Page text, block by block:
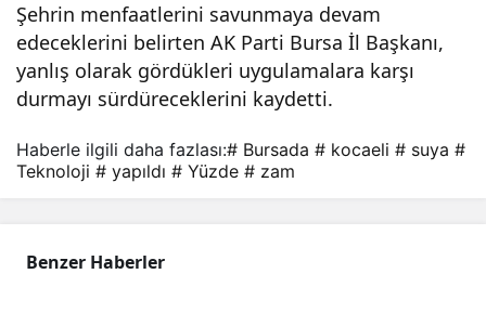
Şehrin menfaatlerini savunmaya devam
edeceklerini belirten AK Parti Bursa İl Başkanı,
yanlış olarak gördükleri uygulamalara karşı
durmayı sürdüreceklerini kaydetti.
Haberle ilgili daha fazlası:# Bursada # kocaeli # suya #
Teknoloji # yapıldı # Yüzde # zam
Benzer Haberler